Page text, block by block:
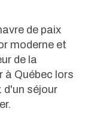
de paix
moderne et
de la
à Québec lors
d'un séjour